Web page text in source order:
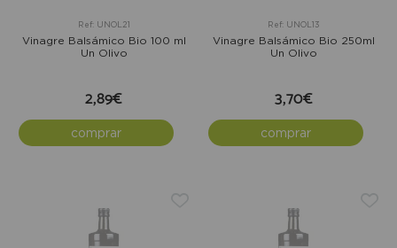
Ref: UNOL21
Vinagre Balsámico Bio 100 ml
Un Olivo
2,89€
comprar
Ref: UNOL13
Vinagre Balsámico Bio 250ml
Un Olivo
3,70€
comprar